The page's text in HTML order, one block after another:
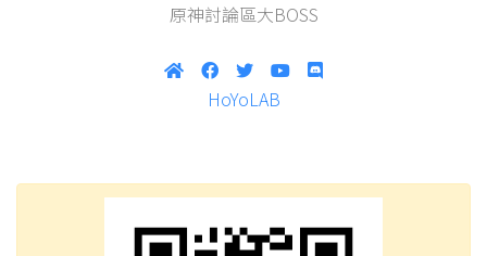
原神討論區大BOSS
HoYoLAB